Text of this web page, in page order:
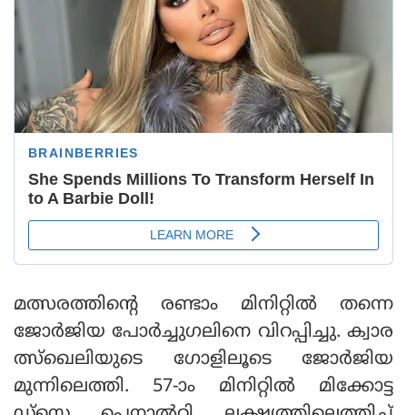
മത്സരത്തിന്റെ രണ്ടാം മിനിറ്റില്‍ തന്നെ
ജോര്‍ജിയ പോര്‍ച്ചുഗലിനെ വിറപ്പിച്ചു. ക്വാര
ത്സ്‌ഖെലിയുടെ ഗോളിലൂടെ ജോര്‍ജിയ
മുന്നിലെത്തി. 57-ാം മിനിറ്റില്‍ മിക്കോട്ട